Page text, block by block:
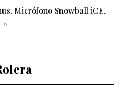
Micrófono Snowball iCE.